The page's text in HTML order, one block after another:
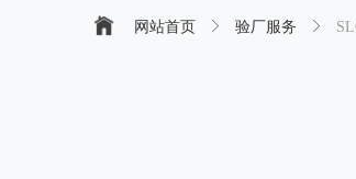
网站首页 ꁕ 验厂服务 ꁕ